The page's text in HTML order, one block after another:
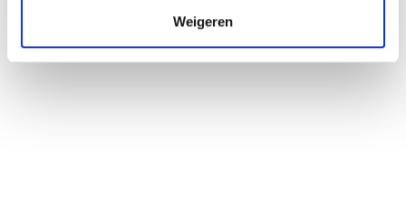
Weigeren